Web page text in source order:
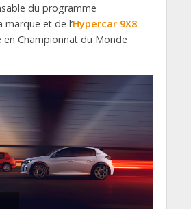
du programme
marque et de l’Hypercar 9X8
Championnat du Monde